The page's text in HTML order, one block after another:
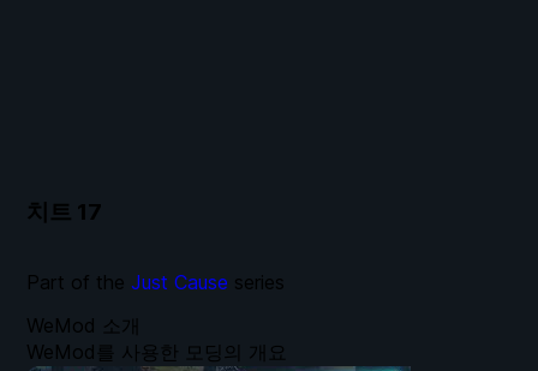
치트 17
WeMod 소개
WeMod를 사용한 모딩의 개요
Part of the Just Cause series